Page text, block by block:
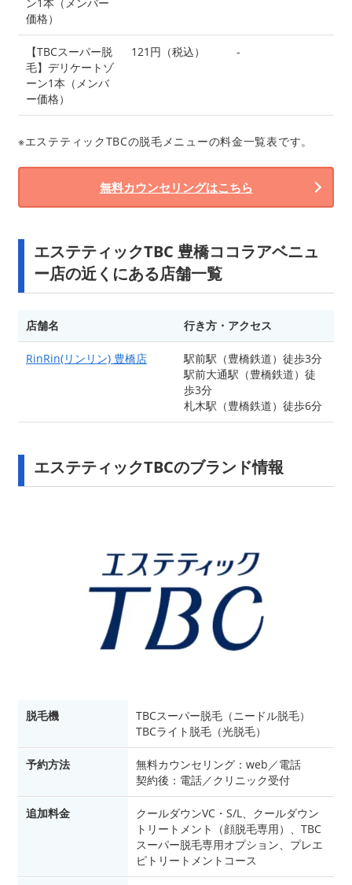
ン1本（メンバー
価格）
【TBCスーパー脱
毛】デリケートゾ
ーン1本（メンバ
ー価格）
121円（税込） -
※エステティックTBCの脱毛メニューの料金一覧表です。
無料カウンセリングはこちら
エステティックTBC 豊橋ココラアベニュ
ー店の近くにある店舗一覧
店舗名 行き方・アクセス
RinRin(リンリン) 豊橋店
駅前駅（豊橋鉄道）徒歩3分
駅前大通駅（豊橋鉄道）徒
歩3分
札木駅（豊橋鉄道）徒歩6分
エステティックTBCのブランド情報
脱毛機
TBCスーパー脱毛（ニードル脱毛）
TBCライト脱毛（光脱毛）
予約方法
無料カウンセリング：web／電話
契約後：電話／クリニック受付
追加料金
クールダウンVC・S/L、クールダウン
トリートメント（顔脱毛専用）、TBC
スーパー脱毛専用オプション、プレエ
ピトリートメントコース